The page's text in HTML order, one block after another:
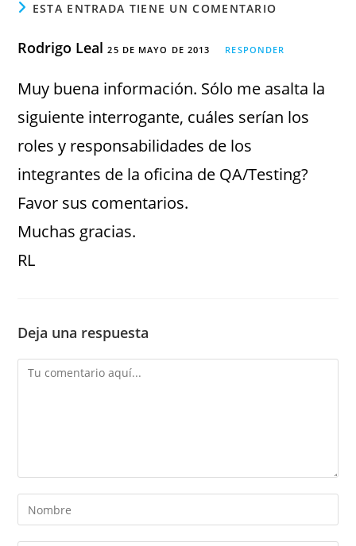
ESTA ENTRADA TIENE UN COMENTARIO
Rodrigo Leal25 DE MAYO DE 2013 RESPONDER
Muy buena información. Sólo me asalta la
siguiente interrogante, cuáles serían los
roles y responsabilidades de los
integrantes de la oficina de QA/Testing?
Favor sus comentarios.
Muchas gracias.
RL
Deja una respuesta